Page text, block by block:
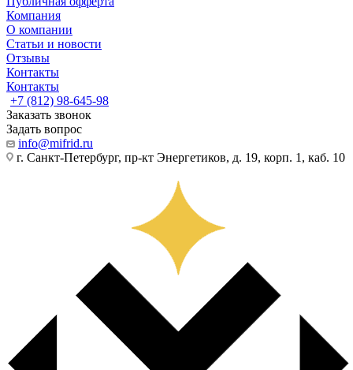
Компания
О компании
Статьи и новости
Отзывы
Контакты
Контакты
+7 (812) 98-645-98
Заказать звонок
Задать вопрос
info@mifrid.ru
г. Санкт-Петербург, пр-кт Энергетиков, д. 19, корп. 1, каб. 10